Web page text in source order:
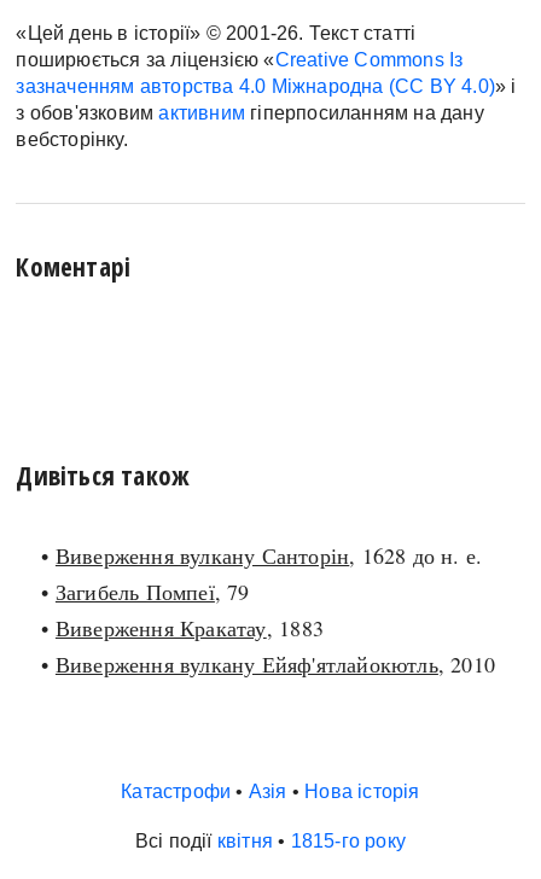
«Цей день в історії» © 2001-26. Текст статті
поширюється за ліцензією «Creative Commons Із
зазначенням авторства 4.0 Міжнародна (CC BY 4.0)» і
з обов'язковимактивним гіперпосиланням на дану
вебсторінку.
Коментарі
Дивіться також
• Виверження вулкану Санторін, 1628 до н. е.
• Загибель Помпеї, 79
• Виверження Кракатау, 1883
• Виверження вулкану Ейяф'ятлайокютль, 2010
Катастрофи • Азія • Нова історія
Всі події квітня • 1815-го року